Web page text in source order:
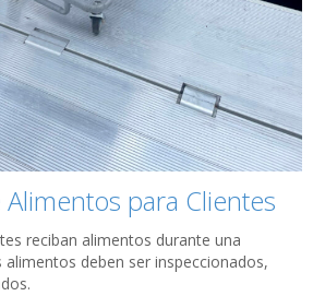
para Clientes
reciban alimentos durante una
deben ser inspeccionados,